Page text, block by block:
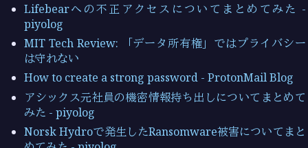
Lifebearへの不正アクセスについてまとめてみた -
piyolog
MIT Tech Review: 「データ所有権」ではプライバシー
は守れない
How to create a strong password - ProtonMail Blog
アシックス元社員の機密情報持ち出しについてまとめて
みた - piyolog
Norsk Hydroで発生したRansomware被害についてまと